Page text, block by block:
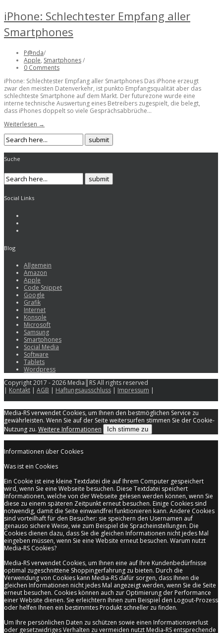
iPhone: Schlechtester Empfang aller
Smartphones
P@nda/
Apple, Smartphones/
0 Comments
iPhone: Schlechtester Empfang aller Smartphones Das iPhone erzeugt
zwar den meisten Datenverkehr, ist punkto Empfangsqualität aber das
schlechteste Smartphone auf dem Markt. Der futurezone wurde eine
interne technische Auswertung eines Betreibers zugespielt, die belegt,
dass iPhones doppelt so viele Gesprächsabbrüche...
Weiterlesen →
Suche
Social Links
Blog
Allgemein
Amazon
Apple
Code Snippet
Google
Grafik
Internet
Konsole
Microsoft
Samsung
Smartphones
Social Media
Software
Tablets
Wordpress
Copyright 2017 - 2026 Media║RS All rights reserved
| Kontakt | AGB | Haftungsausschluss | Impressum |
Media-RS verwendet Cookies, um Ihnen den bestmöglichen Service zu
gewährleisten. Wenn Sie auf der Seite weitersurfen stimmen Sie der Cookie-
Nutzung zu. Weitere Informationen Ich stimme zu
Informationen über Cookies
Was ist ein Cookies
Ein Cookie ist eine kleine Textdatei die auf Ihrem Computer gespeichert
wird, wenn Sie eine Webseite besuchen. Diese Textdatei speichert
Informationen, welche von der Webseite gelesen werden können, wenn Sie
diese zu einem späteren Zeitpunkt erneut besuchen. Einige Cookies sind
notwendig, damit die Seite einwandfrei funktionieren kann. Andere Cookies
sind vorteilhaft für den Besucher: sie speichern den Usernamen auf
genauso sichere Weise, wie zum Beispiel die Spracheinstellungen. Die
Cookies dienen dazu, dass Sie die gleichen Informationen nicht jedes Mal
eingeben müssen, wenn Sie eine Website erneut besuchen. Warum nutzt
Media-RS Cookies?
Media-RS verwendet Cookies, um Ihnen eine auf Ihre Kundenbedürfnisse
optimal zugeschnittene Shoppingerfahrung zu bieten. Durch die
Verwendung von Cookies kann Media-RS dafür sorgen, dass Ihnen die
gleichen Informationen nicht jedes Mal angezeigt werden, wenn Sie die Seite
erneut besuchen. Cookies können auch zur Optimierung der Performance
einer Website dienen. Sie erleichtern Ihnen zum Beispiel den Logout-Prozess
oder helfen Ihnen ein bestimmtes Produkt schneller zu finden.
Um Ihre persönlichen Daten zu schützen sowie einen Informationsverlust
oder gesetzwidriges Verhalten zu vermeiden nutzt Media-RS entsprechende